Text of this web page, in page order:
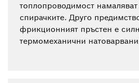
топлопроводимост
спирачките. Друго
фрикционният пръстен е
термомеханични